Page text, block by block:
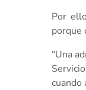
Por
porque
“Una
cuando